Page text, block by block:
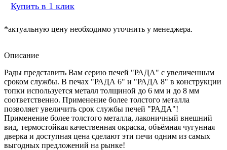
Купить в 1 клик
*актуальную цену необходимо уточнить у менеджера.
Описание
Рады представить Вам серию печей "РАДА" с увеличенным
сроком службы. В печах "РАДА 6" и "РАДА 8" в конструкции
топки используется металл толщиной до 6 мм и до 8 мм
соответственно. Применение более толстого металла
позволяет увеличить срок службы печей "РАДА"!
Применение более толстого металла, лаконичный внешний
вид, термостойкая качественная окраска, объёмная чугунная
дверка и доступная цена сделают эти печи одним из самых
выгодных предложений на рынке!